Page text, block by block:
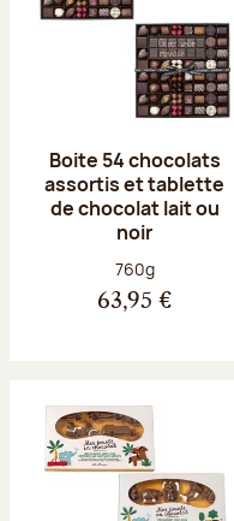
Boite 54 chocolats
assortis et tablette
de chocolat lait ou
noir
Poids net :
760g
63,95 €